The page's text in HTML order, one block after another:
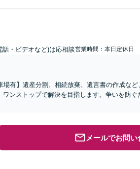
・ビデオなど)は応相談営業時間：本日定休日
場有】遺産分割、相続放棄、遺言書の作成など
ンストップで解決を目指します。争いを防ぐ
メールでお問い